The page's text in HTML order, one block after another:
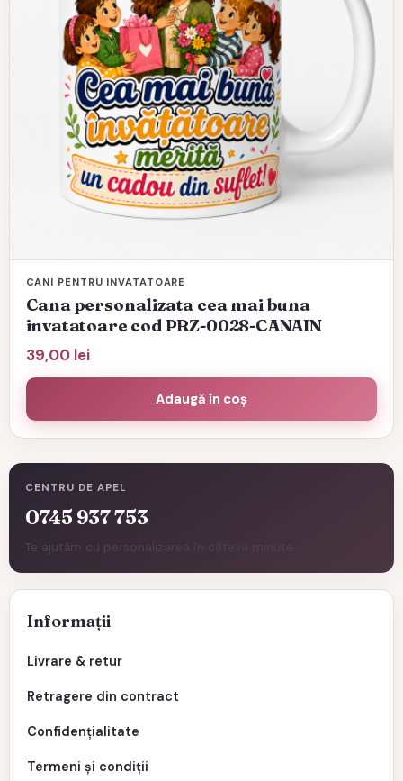
CENTRU DE APEL
0745 937 753
Te ajutăm cu personalizarea în câteva minute.
Informații
Livrare & retur
Retragere din contract
Confidențialitate
Termeni și condiții
CANI PENTRU INVATATOARE
Cana personalizata cea mai buna
invatatoare cod PRZ-0028-CANAIN
39,00 lei
Adaugă în coș